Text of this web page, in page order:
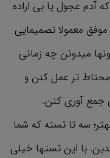
آدم عجول یا بی اراده
معمولا تصمیمایی
میدونن چه زمانی
تر عمل کنن و
جمع آوری کنن.
سه تا تسته که شما
با این تستها خیلی